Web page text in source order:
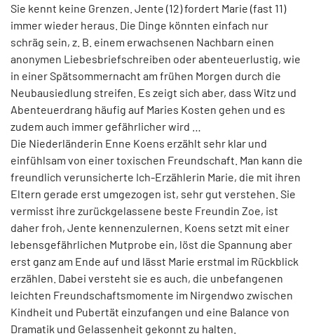
Sie kennt keine Grenzen. Jente (12) fordert Marie (fast 11)
immer wieder heraus. Die Dinge könnten einfach nur
schräg sein, z. B. einem erwachsenen Nachbarn einen
anonymen Liebesbriefschreiben oder abenteuerlustig, wie
in einer Spätsommernacht am frühen Morgen durch die
Neubausiedlung streifen. Es zeigt sich aber, dass Witz und
Abenteuerdrang häufig auf Maries Kosten gehen und es
zudem auch immer gefährlicher wird …
Die Niederländerin Enne Koens erzählt sehr klar und
einfühlsam von einer toxischen Freundschaft. Man kann die
freundlich verunsicherte Ich-Erzählerin Marie, die mit ihren
Eltern gerade erst umgezogen ist, sehr gut verstehen. Sie
vermisst ihre zurückgelassene beste Freundin Zoe, ist
daher froh, Jente kennenzulernen. Koens setzt mit einer
lebensgefährlichen Mutprobe ein, löst die Spannung aber
erst ganz am Ende auf und lässt Marie erstmal im Rückblick
erzählen. Dabei versteht sie es auch, die unbefangenen
leichten Freundschaftsmomente im Nirgendwo zwischen
Kindheit und Pubertät einzufangen und eine Balance von
Dramatik und Gelassenheit gekonnt zu halten.